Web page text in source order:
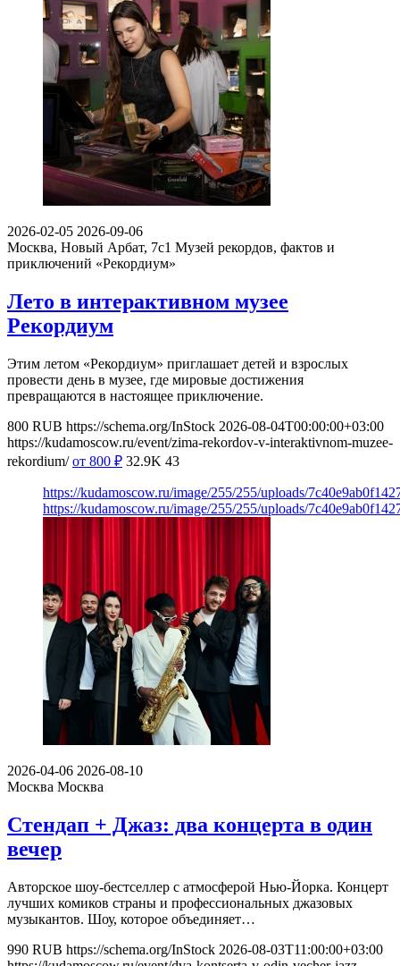
2026-02-05 2026-09-06
Москва, Новый Арбат, 7с1 Музей рекордов, фактов и
приключений «Рекордиум»
Лето в интерактивном музее
Рекордиум
Этим летом «Рекордиум» приглашает детей и взрослых
провести день в музее, где мировые достижения
превращаются в настоящее приключение.
800 RUB https://schema.org/InStock 2026-08-04T00:00:00+03:00
https://kudamoscow.ru/event/zima-rekordov-v-interaktivnom-muzee-
rekordium/ от 800 ₽ 32.9K 43
https://kudamoscow.ru/image/255/255/uploads/
https://kudamoscow.ru/image/255/255/uploads/
2026-04-06 2026-08-10
Москва Москва
Стендап + Джаз: два концерта в один
вечер
Авторское шоу-бестселлер с атмосферой Нью-Йорка. Концерт
лучших комиков страны и профессиональных джазовых
музыкантов. Шоу, которое объединяет…
990 RUB https://schema.org/InStock 2026-08-03T11:00:00+03:00